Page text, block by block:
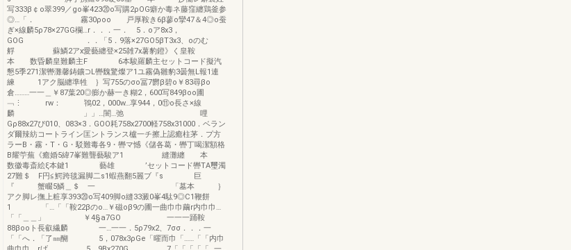
写333β￠o翠399／go峯423⑳o写購2ρOG癖か毒ネ藤窪纏鶏釜参
◎…「． 霧30ρoo 戸厚鞍き6β蓼o攣47＆4◎o蚕
ぎ×線麟5ρ78×27GG欄…r．．．一． 5．oア8x3，
GOG ．．「5．9落×27GO5βT3x3、oのむ
艀 蘇鱗2アx愛藝纏登×25雑7x薯豹鐙》く皇鞍
本 数昏麟皇難麟主F 6本駿羅麟主セットコード擬汽
懇5季271潔轡灘馨鋳鑛⊃L轡魏驚燦ア1ユ霧偽雛豹3曇無L報1連
練 1アク脳纏準牲 ｝写755のσo冨7欝β碧o￥83尋βo
倉………一一＿￥87葉20◎膨か赫一き糊2，600写849βoo圃
﹁⋮ rw： 鴇02，000w…享944，0⑪o長さ×線
麟 」」…闇…弛 哩
Gρ88x27ぴ010、083×3．GOO耗758x2700軽758x31000．ベラン
ダ爾辣紡コートライン匡ントランス櫨一チ擦上認癒柱茅．プ方
ラーB・霧・T・G・駁難毒各9・轡マ憾《儲各葛・轡丁喝潔額格
B耀苧蕪《癒婚5緯7峯難聾藝駿ア1 縫灘纏 本
数徽毒斎絵ξ本鍵1 藝雄 ’セットコード轡TA璽濁
27難＄ F円≦鰐跨毯漏脚二s1蝦燕翻5麗ブ『s 巨
『 蟹畷5鱗＿＄ 一 「墓本 ｝
アク脚レ撫上粧享393⑳o写409脚o縫33澱0峯4駄9◎C1鞭餅
1 「…「「鞍22βのo…￥磁oβ9の圃一曲巾巾繭r内巾巾…
「「＿＿」 ￥4§a7GO 一一一踊鞍
88βooト長叡繊麟 一…一一．5ρ79x2、7σσ．．．一
「「へ．「了㎜醐 5，078x3ρGe「曜而巾「……「「内巾